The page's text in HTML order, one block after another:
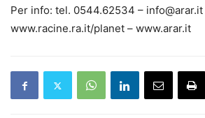
Per info: tel. 0544.62534 – info@arar.it
www.racine.ra.it/planet – www.arar.it